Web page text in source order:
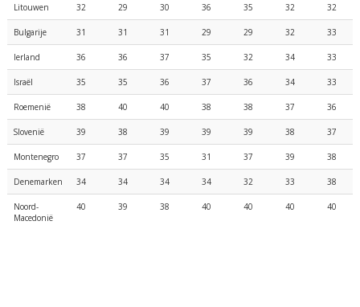
Litouwen 32 29 30 36 35 32 32
Bulgarije 31 31 31 29 29 32 33
Ierland 36 36 37 35 32 34 33
Israël 35 35 36 37 36 34 33
Roemenië 38 40 40 38 38 37 36
Slovenië 39 38 39 39 39 38 37
Montenegro 37 37 35 31 37 39 38
Denemarken 34 34 34 34 32 33 38
Noord-
Macedonië
40 39 38 40 40 40 40